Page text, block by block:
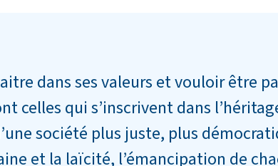
dans ses valeurs et vouloir être
celles qui s’inscrivent dans
société plus juste, plus
et la laïcité, l’émancipation de